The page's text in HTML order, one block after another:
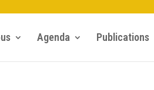
Agenda Publications